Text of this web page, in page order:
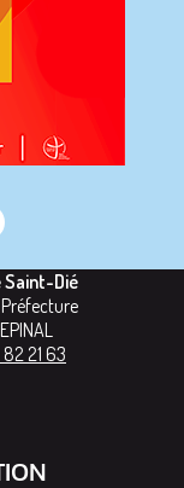
Saint-Dié
EPINAL
21 63